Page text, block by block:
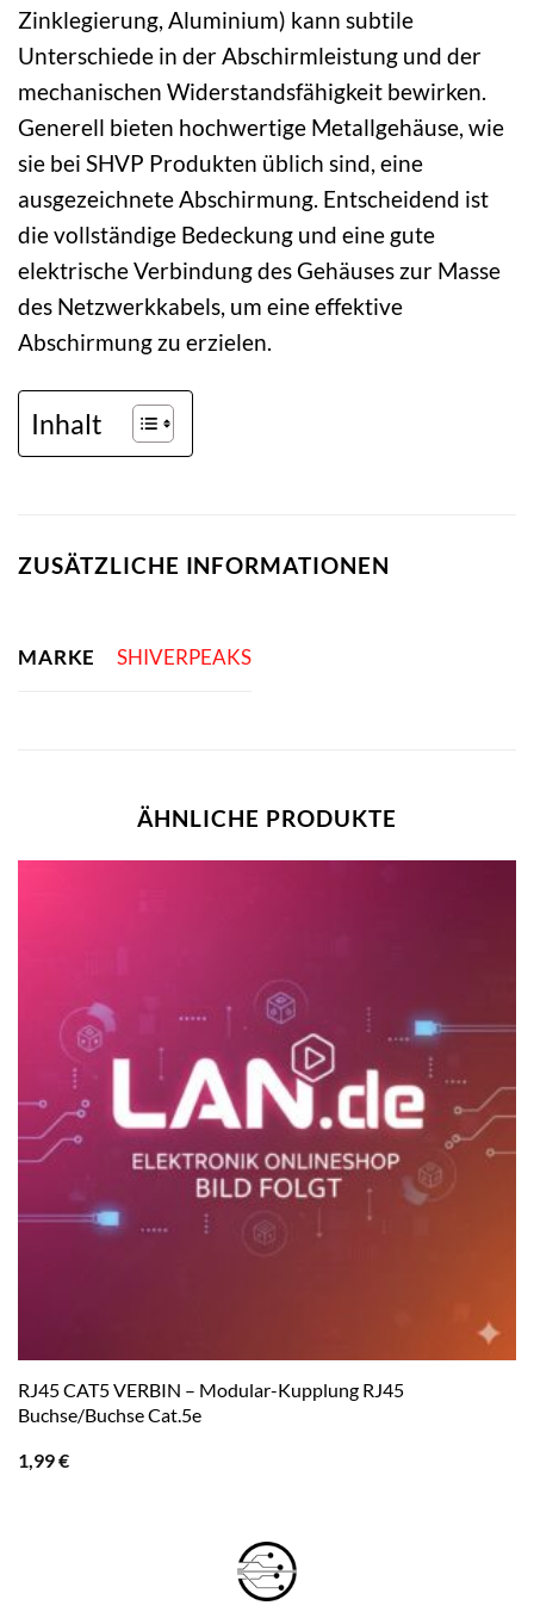
Zinklegierung, Aluminium) kann subtile
Unterschiede in der Abschirmleistung und der
mechanischen Widerstandsfähigkeit bewirken.
Generell bieten hochwertige Metallgehäuse, wie
sie bei SHVP Produkten üblich sind, eine
ausgezeichnete Abschirmung. Entscheidend ist
die vollständige Bedeckung und eine gute
elektrische Verbindung des Gehäuses zur Masse
des Netzwerkkabels, um eine effektive
Abschirmung zu erzielen.
Inhalt
ZUSÄTZLICHE INFORMATIONEN
MARKE SHIVERPEAKS
ÄHNLICHE PRODUKTE
RJ45 CAT5 VERBIN – Modular-Kupplung RJ45
Buchse/Buchse Cat.5e
1,99€